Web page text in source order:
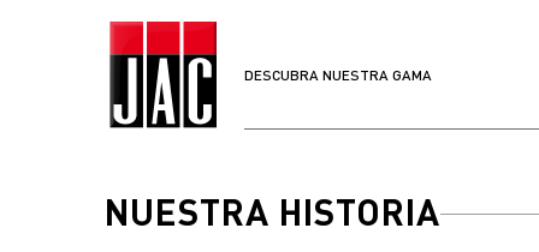
DESCUBRA NUESTRA GAMA
NUESTRA HISTORIA